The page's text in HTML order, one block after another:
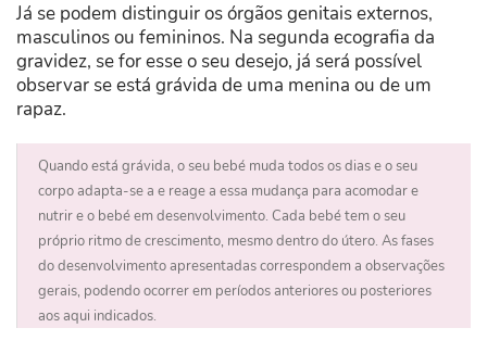
Já se podem distinguir os órgãos genitais externos,
masculinos ou femininos. Na segunda ecografia da
gravidez, se for esse o seu desejo, já será possível
observar se está grávida de uma menina ou de um
rapaz.
Quando está grávida, o seu bebé muda todos os dias e o seu
corpo adapta-se a e reage a essa mudança para acomodar e
nutrir e o bebé em desenvolvimento. Cada bebé tem o seu
próprio ritmo de crescimento, mesmo dentro do útero. As fases
do desenvolvimento apresentadas correspondem a observações
gerais, podendo ocorrer em períodos anteriores ou posteriores
aos aqui indicados.